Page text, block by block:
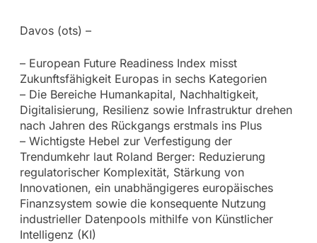
Davos (ots) –
– European Future Readiness Index misst
Zukunftsfähigkeit Europas in sechs Kategorien
– Die Bereiche Humankapital, Nachhaltigkeit,
Digitalisierung, Resilienz sowie Infrastruktur drehen
nach Jahren des Rückgangs erstmals ins Plus
– Wichtigste Hebel zur Verfestigung der
Trendumkehr laut Roland Berger: Reduzierung
regulatorischer Komplexität, Stärkung von
Innovationen, ein unabhängigeres europäisches
Finanzsystem sowie die konsequente Nutzung
industrieller Datenpools mithilfe von Künstlicher
Intelligenz (KI)